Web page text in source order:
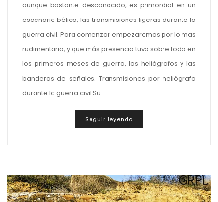
aunque bastante desconocido, es primordial en un
escenario bélico, las transmisiones ligeras durante la
guerra civil. Para comenzar empezaremos por lo mas
rudimentario, y que más presencia tuvo sobre todo en
los primeros meses de guerra, los heliógrafos y las
banderas de señales. Transmisiones por heliógrafo
durante la guerra civil Su
Seguir leyendo